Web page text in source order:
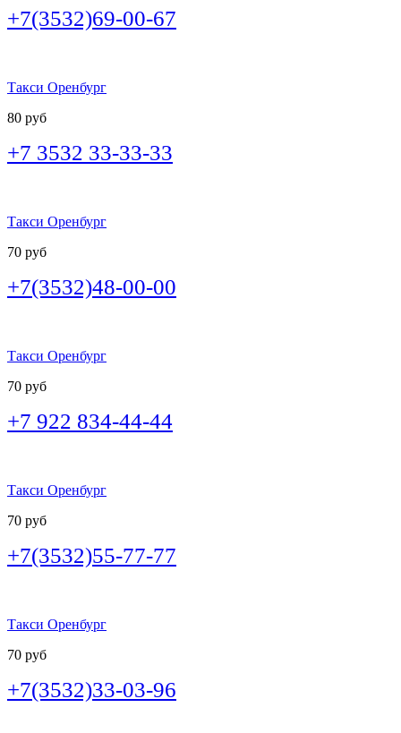
+7(3532)69-00-67
Такси Оренбург
80 руб
+7 3532 33-33-33
Такси Оренбург
70 руб
+7(3532)48-00-00
Такси Оренбург
70 руб
+7 922 834-44-44
Такси Оренбург
70 руб
+7(3532)55-77-77
Такси Оренбург
70 руб
+7(3532)33-03-96